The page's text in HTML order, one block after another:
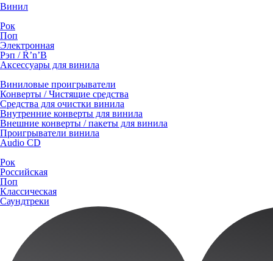
Винил
Рок
Поп
Электронная
Рэп / R’n’B
Аксессуары для винила
Виниловые проигрыватели
Конверты / Чистящие средства
Средства для очистки винила
Внутренние конверты для винила
Внешние конверты / пакеты для винила
Проигрыватели винила
Audio CD
Рок
Российская
Поп
Классическая
Саундтреки